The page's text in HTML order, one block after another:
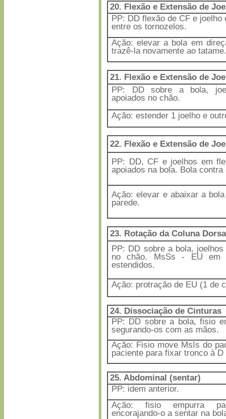
20. Flexão e Extensão de
PP: DD flexão de CF e joelho
entre os tornozelos.
Ação: elevar a bola em
trazê-la novamente ao tatame.
21. Flexão e Extensão de
PP: DD sobre a bola,
apoiados no chão.
Ação: estender 1 joelho e
22. Flexão e Extensão de
PP: DD, CF e joelhos em
apoiados na bola. Bola contra
Ação: elevar e abaixar a
parede.
23. Rotação da Coluna
PP: DD sobre a bola,
no chão. MsSs - EU em
estendidos.
Ação: protração de EU (1 de
24. Dissociação de Cinturas
PP: DD sobre a bola, fisio
segurando-os com as mãos.
Ação: Fisio move MsIs do
paciente para fixar tronco à
25. Abdominal (sentar)
PP: idem anterior.
Ação: fisio empurra
encorajando-o a sentar na